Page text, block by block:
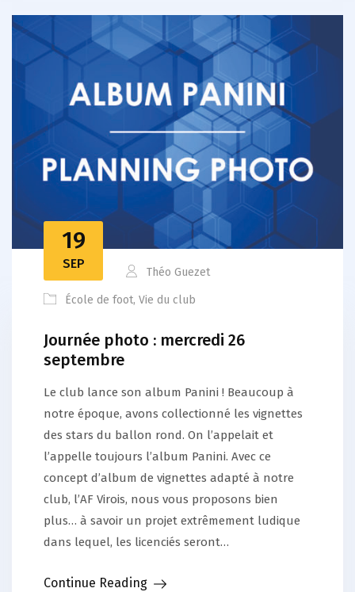
19
SEP
Théo Guezet
École de foot, Vie du club
Journée photo : mercredi 26
septembre
Le club lance son album Panini ! Beaucoup à
notre époque, avons collectionné les vignettes
des stars du ballon rond. On l’appelait et
l’appelle toujours l’album Panini. Avec ce
concept d’album de vignettes adapté à notre
club, l’AF Virois, nous vous proposons bien
plus… à savoir un projet extrêmement ludique
dans lequel, les licenciés seront…
Continue Reading